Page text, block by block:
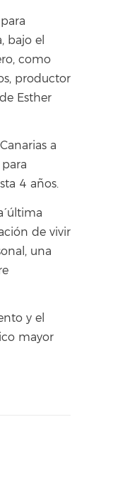
bajo el
como
productor
Esther
a
4 años.
última
de vivir
una
y el
mayor